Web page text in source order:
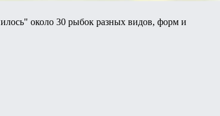
около 30 рыбок разных видов, форм и